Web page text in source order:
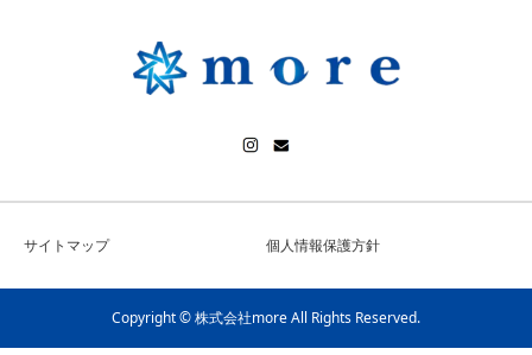
サイトマップ 個人情報保護方針
Copyright © 株式会社more All Rights Reserved.